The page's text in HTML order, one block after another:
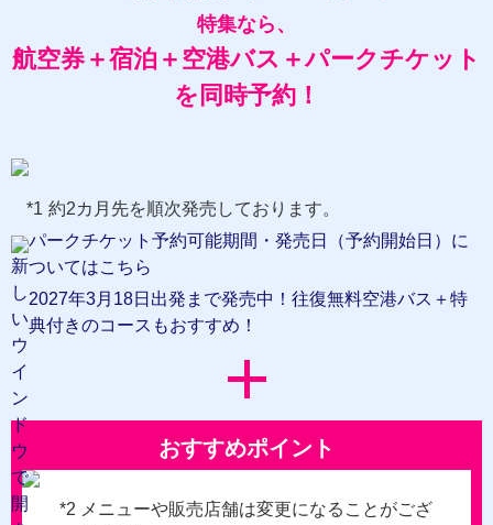
特集なら、
航空券＋宿泊＋空港バス＋パークチケット
を同時予約！
約2カ月先を順次発売しております。
パークチケット予約可能期間・発売日（予約開始日）に
ついてはこちら
2027年3月18日出発まで発売中！往復無料空港バス＋特
典付きのコースもおすすめ！
おすすめポイント
*2 メニューや販売店舗は変更になることがござ